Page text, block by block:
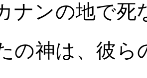
ナンの地で死
の神は、彼ら